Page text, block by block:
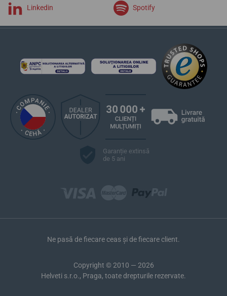
Linkedin Spotify
Garanție extinsă
de 5 ani
Ne pasă de fiecare ceas și de fiecare client.
Copyright © 2010 — 2026
Helveti s.r.o., Praga, toate drepturile rezervate.